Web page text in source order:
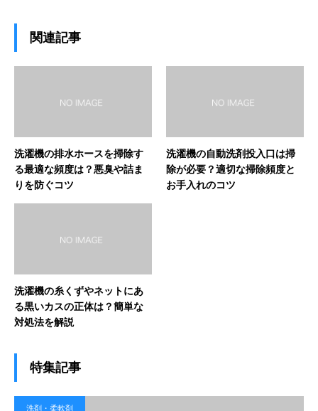
関連記事
洗濯機の排水ホースを掃除す
る最適な頻度は？悪臭や詰ま
りを防ぐコツ
洗濯機の自動洗剤投入口は掃
除が必要？適切な掃除頻度と
お手入れのコツ
洗濯機の糸くずやネットにあ
る黒いカスの正体は？簡単な
対処法を解説
特集記事
洗剤・柔軟剤